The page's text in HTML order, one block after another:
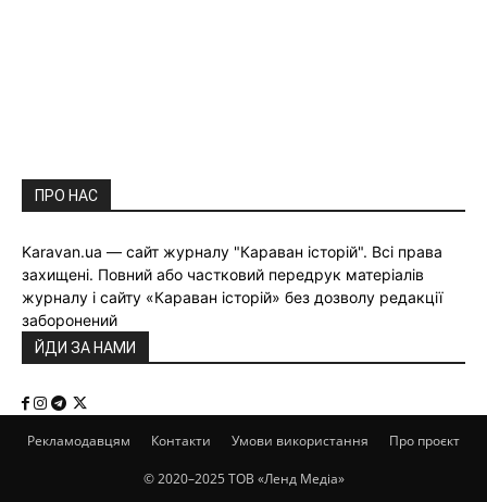
ПРО НАС
Karavan.ua — сайт журналу "Караван історій". Всі права
захищені. Повний або частковий передрук матеріалів
журналу і сайту «Караван історій» без дозволу редакції
заборонений
ЙДИ ЗА НАМИ
Рекламодавцям Контакти Умови використання Про проєкт
© 2020–2025 ТОВ «Ленд Медіа»